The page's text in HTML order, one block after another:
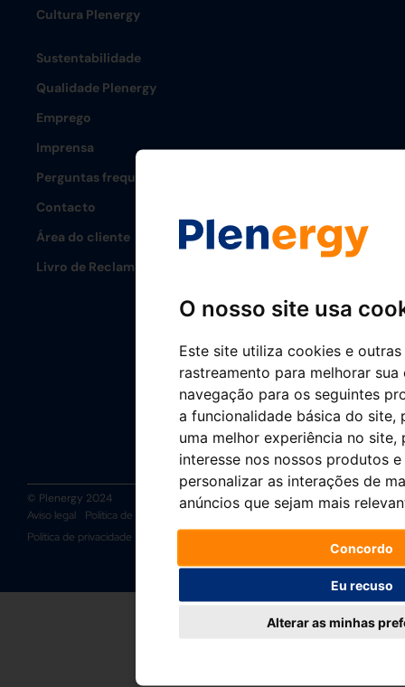
O nosso site usa
Este site utiliza cookies e
rastreamento para melhorar sua
navegação para os seguintes
a funcionalidade básica do site,
uma melhor experiência no site,
interesse nos nossos produtos
personalizar as interações de
anúncios que sejam mais
Concordo
Eu recuso
Alterar as minhas
Cultura Plenergy
Sustentabilidade
Qualidade Plenergy
Emprego
Imprensa
Perguntas frequentes
Contacto
Área do cliente
Livro de Reclamações
© Plenergy 2024
Aviso legal
Política de cookies
Política de gestão integrada
Política de privacidade
Canal Ético